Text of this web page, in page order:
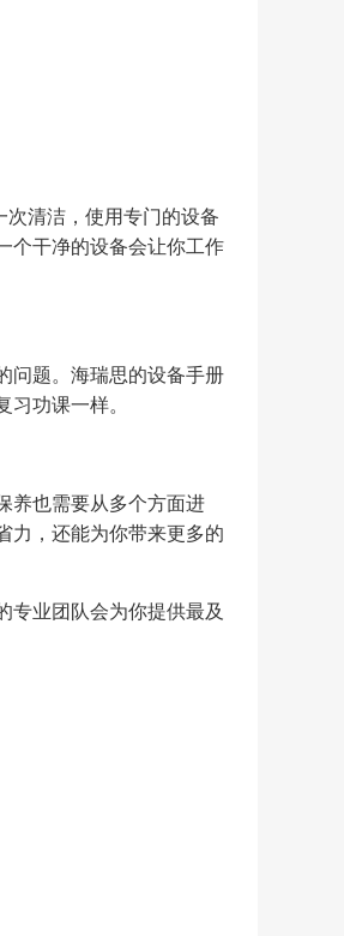
清洁，使用专门的设备
个干净的设备会让你工作
问题。海瑞思的设备手册
功课一样。
养也需要从多个方面进
力，还能为你带来更多的
专业团队会为你提供最及